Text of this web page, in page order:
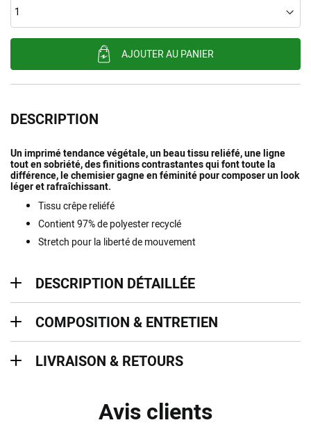
AJOUTER AU PANIER
DESCRIPTION
Un imprimé tendance végétale, un beau tissu reliéfé, une ligne
tout en sobriété, des finitions contrastantes qui font toute la
différence, le chemisier gagne en féminité pour composer un look
léger et rafraîchissant.
Tissu crêpe reliéfé
Contient 97% de polyester recyclé
Stretch pour la liberté de mouvement
DESCRIPTION DÉTAILLÉE
COMPOSITION & ENTRETIEN
LIVRAISON & RETOURS
Avis clients